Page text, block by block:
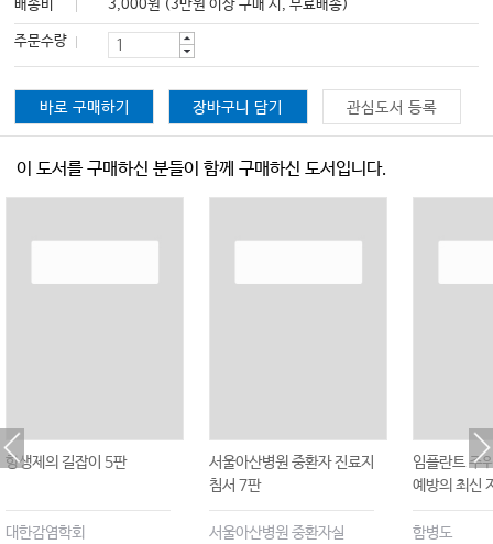
배송비 3,000원 (3만원 이상 구매 시, 무료배송)
주문수량
바로 구매하기 장바구니 담기 관심도서 등록
이 도서를 구매하신 분들이 함께 구매하신 도서입니다.
항생제의 길잡이 5판
대한감염학회
서울아산병원 중환자 진료지
침서 7판
서울아산병원 중환자실
임플란트 주
예방의 최신
함병도